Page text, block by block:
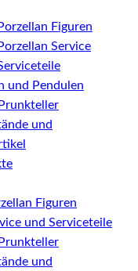
Figuren
Service
und Pendulen
und
Figuren
und Serviceteile
und